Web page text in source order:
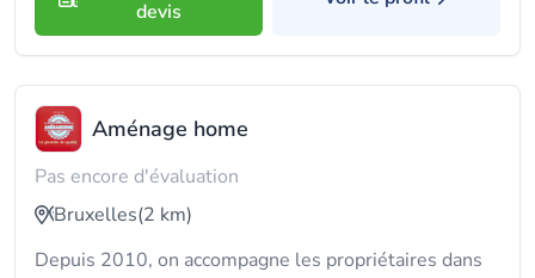
devis
Aménage home
Pas encore d'évaluation
Bruxelles(2 km)
Depuis 2010, on accompagne les propriétaires dans